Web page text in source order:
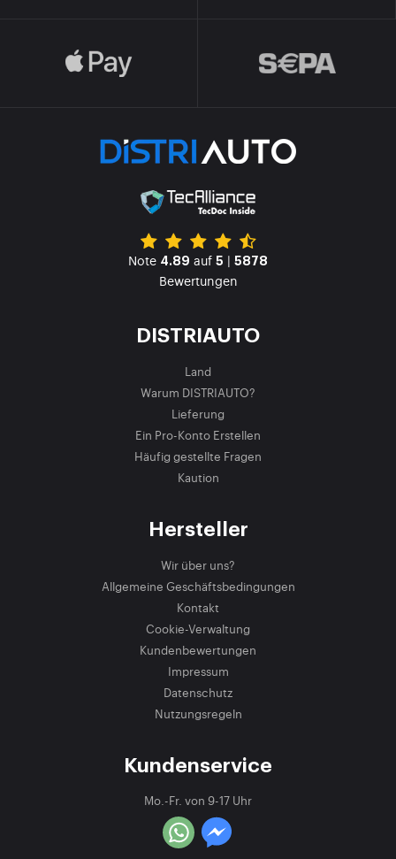
Note 4.89 auf 5 | 5878
Bewertungen
DISTRIAUTO
Land
Warum DISTRIAUTO?
Lieferung
Ein Pro-Konto Erstellen
Häufig gestellte Fragen
Kaution
Hersteller
Wir über uns?
Allgemeine Geschäftsbedingungen
Kontakt
Cookie-Verwaltung
Kundenbewertungen
Impressum
Datenschutz
Nutzungsregeln
Kundenservice
Mo.-Fr. von 9-17 Uhr